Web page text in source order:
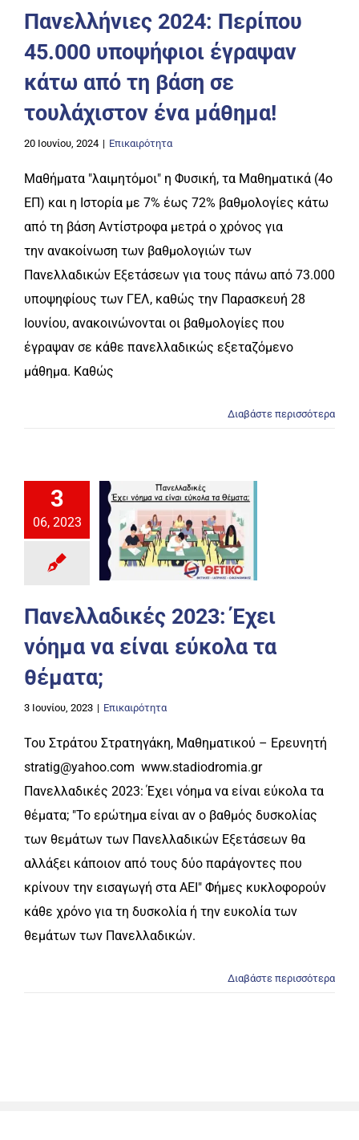
Πανελλήνιες 2024: Περίπου
45.000 υποψήφιοι έγραψαν
κάτω από τη βάση σε
τουλάχιστον ένα μάθημα!
20 Ιουνίου, 2024 | Επικαιρότητα
Μαθήματα "λαιμητόμοι" η Φυσική, τα Μαθηματικά (4ο
ΕΠ) και η Ιστορία με 7% έως 72% βαθμολογίες κάτω
από τη βάση Αντίστροφα μετρά ο χρόνος για
την ανακοίνωση των βαθμολογιών των
Πανελλαδικών Εξετάσεων για τους πάνω από 73.000
υποψηφίους των ΓΕΛ, καθώς την Παρασκευή 28
Ιουνίου, ανακοινώνονται οι βαθμολογίες που
έγραψαν σε κάθε πανελλαδικώς εξεταζόμενο
μάθημα. Καθώς
Διαβάστε περισσότερα
3
06, 2023
Πανελλαδικές 2023: Έχει
νόημα να είναι εύκολα τα
θέματα;
3 Ιουνίου, 2023 | Επικαιρότητα
Του Στράτου Στρατηγάκη, Μαθηματικού – Ερευνητή
stratig@yahoo.com www.stadiodromia.gr
Πανελλαδικές 2023: Έχει νόημα να είναι εύκολα τα
θέματα; "Το ερώτημα είναι αν ο βαθμός δυσκολίας
των θεμάτων των Πανελλαδικών Εξετάσεων θα
αλλάξει κάποιον από τους δύο παράγοντες που
κρίνουν την εισαγωγή στα ΑΕΙ" Φήμες κυκλοφορούν
κάθε χρόνο για τη δυσκολία ή την ευκολία των
θεμάτων των Πανελλαδικών.
Διαβάστε περισσότερα